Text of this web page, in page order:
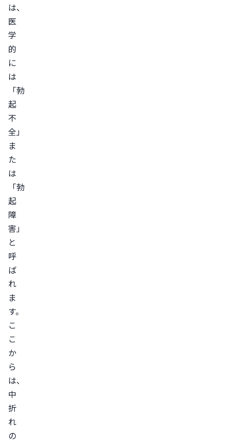
は、
医
学
的
に
は
「勃
起
不
全」
ま
た
は
「勃
起
障
害」
と
呼
ば
れ
ま
す。
こ
こ
か
ら
は、
中
折
れ
の